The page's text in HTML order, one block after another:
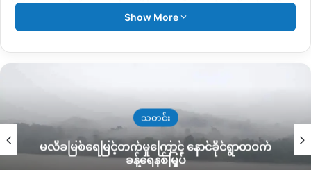
ကူ
ကင်းစင်သွားပြီ
လမ်းပိုင်းက
သိမ်းပိုက်ထားနိုင်ပြီလို့
သိရပါတယ်။
Show More
သတင်း
မလိခမြစ်ရေမြင့်တက်မှုကြောင့် နောင်ခိုင်ရွာတဝက်
ခန့်ရေနစ်မြှပ်